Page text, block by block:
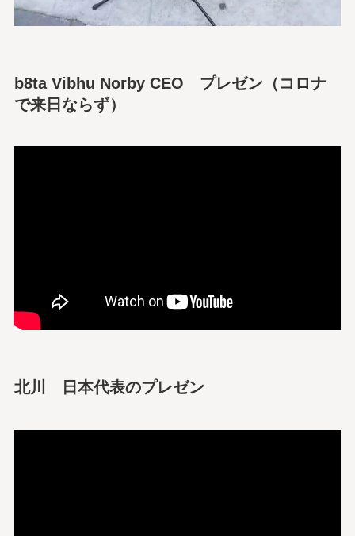
b8ta Vibhu Norby CEO プレゼン（コロナ
で来日ならず）
北川 日本代表のプレゼン